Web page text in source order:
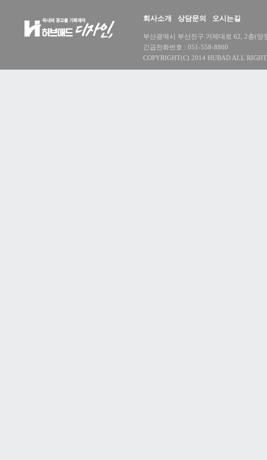
회사소개 상담문의 오시는길
부산광역시 부산진구 거제대로 62, 2층(양
긴급전화번호 : 051-558-8860
COPYRIGHT(C) 2014 HUBAD ALL